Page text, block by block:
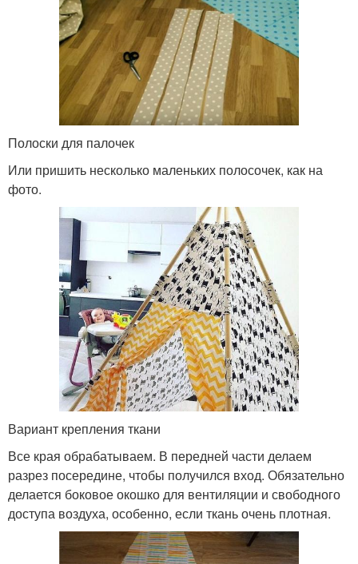
Полоски для палочек
Или пришить несколько маленьких полосочек, как на
фото.
Вариант крепления ткани
Все края обрабатываем. В передней части делаем
разрез посередине, чтобы получился вход. Обязательно
делается боковое окошко для вентиляции и свободного
доступа воздуха, особенно, если ткань очень плотная.